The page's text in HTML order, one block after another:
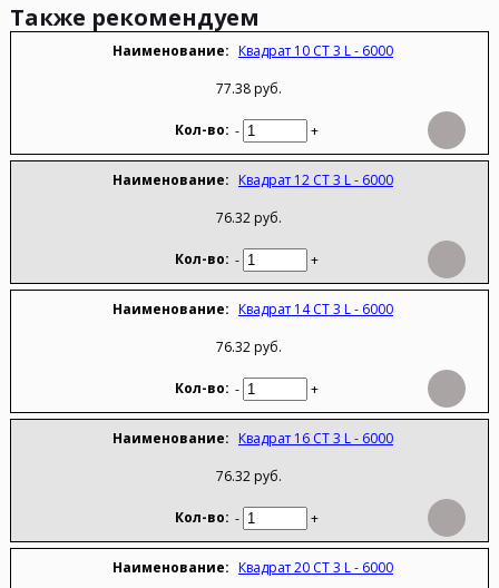
Также рекомендуем
Квадрат 10 СТ 3 L - 6000
77.38 руб.
- +
Квадрат 12 СТ 3 L - 6000
76.32 руб.
- +
Квадрат 14 СТ 3 L - 6000
76.32 руб.
- +
Квадрат 16 СТ 3 L - 6000
76.32 руб.
- +
Квадрат 20 СТ 3 L - 6000